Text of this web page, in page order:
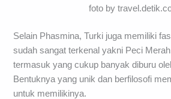
foto by
Selain Phasmina, Turki juga memiliki
sudah sangat terkenal yakni Peci
termasuk yang cukup banyak diburu
Bentuknya yang unik dan berfilosofi
untuk memilikinya.